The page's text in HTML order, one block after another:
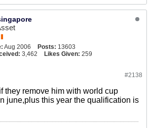
Aug 2006 Posts: 13603
3,462 Likes Given: 259
#2138
they remove him with world cup
june,plus this year the qualification is